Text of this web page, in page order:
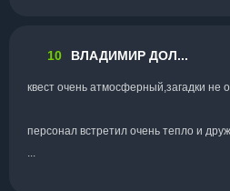
10 ВЛАДИМИР ДОЛ...
квест очень атмосферный,загадки не
персонал встретил очень тепло и
...